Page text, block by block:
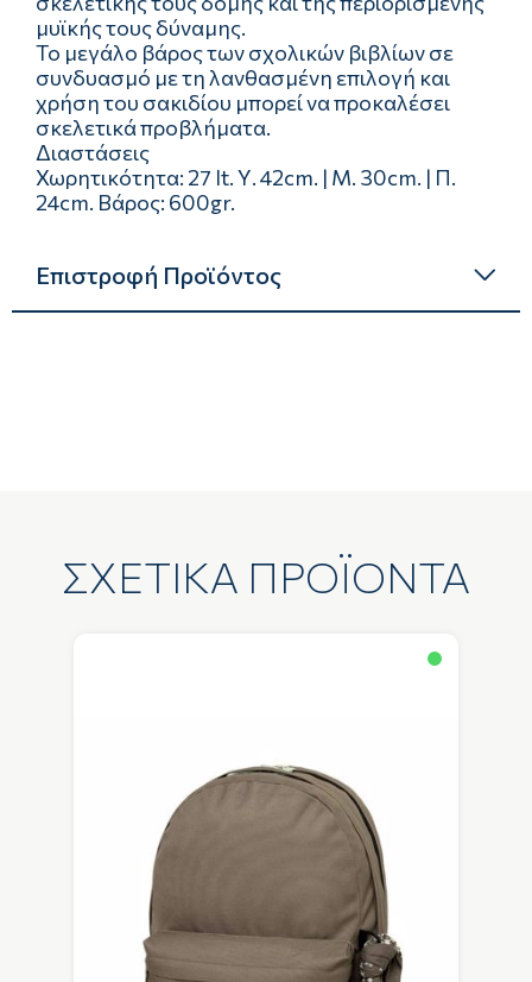
μυϊκής τους δύναμης.
Το μεγάλο βάρος των σχολικών βιβλίων σε
συνδυασμό με τη λανθασμένη επιλογή και
χρήση του σακιδίου μπορεί να προκαλέσει
σκελετικά προβλήματα.
Διαστάσεις
Χωρητικότητα: 27 lt. Υ. 42cm. | Μ. 30cm. | Π.
24cm. Βάρος: 600gr.
Επιστροφή Προϊόντος
ΣΧΕΤΙΚΑ ΠΡΟΪΟΝΤΑ